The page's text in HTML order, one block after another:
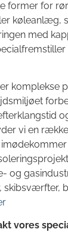
former for
køleanlæg,
med
komplekse
vi en
og
skibsværfter,
vores